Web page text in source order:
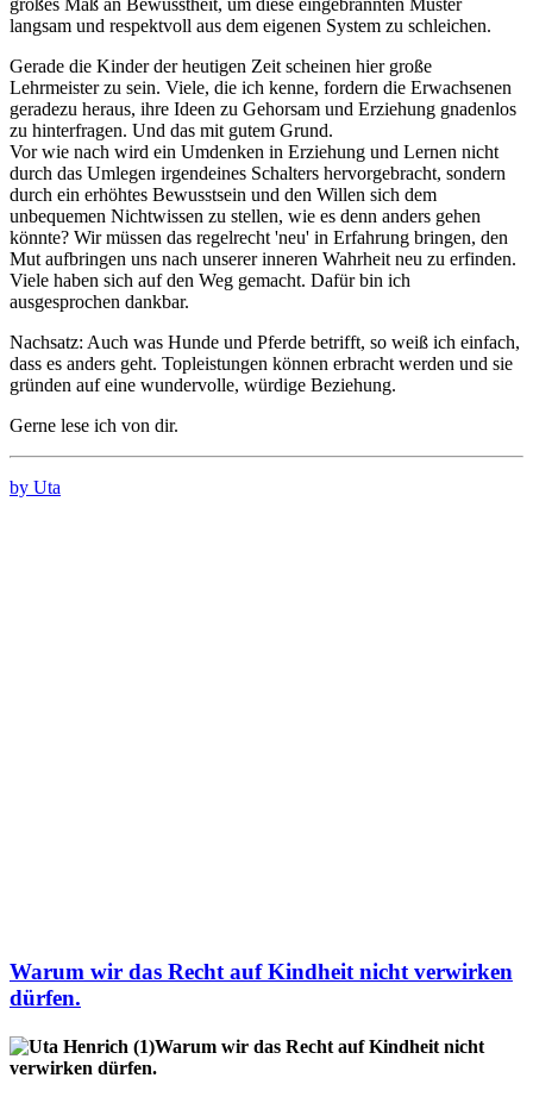
großes Maß an Bewusstheit, um diese eingebrannten Muster
langsam und respektvoll aus dem eigenen System zu schleichen.
Gerade die Kinder der heutigen Zeit scheinen hier große
Lehrmeister zu sein. Viele, die ich kenne, fordern die Erwachsenen
geradezu heraus, ihre Ideen zu Gehorsam und Erziehung gnadenlos
zu hinterfragen. Und das mit gutem Grund.
Vor wie nach wird ein Umdenken in Erziehung und Lernen nicht
durch das Umlegen irgendeines Schalters hervorgebracht, sondern
durch ein erhöhtes Bewusstsein und den Willen sich dem
unbequemen Nichtwissen zu stellen, wie es denn anders gehen
könnte? Wir müssen das regelrecht 'neu' in Erfahrung bringen, den
Mut aufbringen uns nach unserer inneren Wahrheit neu zu erfinden.
Viele haben sich auf den Weg gemacht. Dafür bin ich
ausgesprochen dankbar.
Nachsatz: Auch was Hunde und Pferde betrifft, so weiß ich einfach,
dass es anders geht. Topleistungen können erbracht werden und sie
gründen auf eine wundervolle, würdige Beziehung.
Gerne lese ich von dir.
by Uta
Warum wir das Recht auf Kindheit nicht verwirken
dürfen.
Warum wir das Recht auf Kindheit nicht
verwirken dürfen.